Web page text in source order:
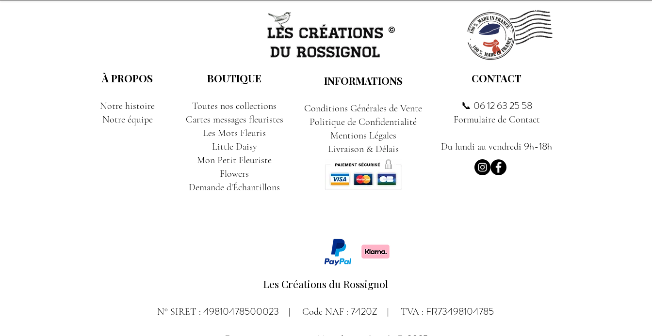
À PROPOS
Notre histoire
Notre équipe
BOUTIQUE
Toutes nos collections
Cartes messages fleuristes
Les Mots Fleuris
Little Daisy
Mon Petit Fleuriste
Flowers
Demande d'Échantillons
INFORMATIONS
Conditions Générales de Vente
Politique de Confidentialité
Mentions Légales
Livraison & Délais
CONTACT
📞 06 12 63 25 58
Formulaire de Contact
Du lundi au vendredi 9h-18h
Les Créations du Rossignol
N° SIRET : 49810478500023 | Code NAF : 7420Z | TVA : FR73498104785